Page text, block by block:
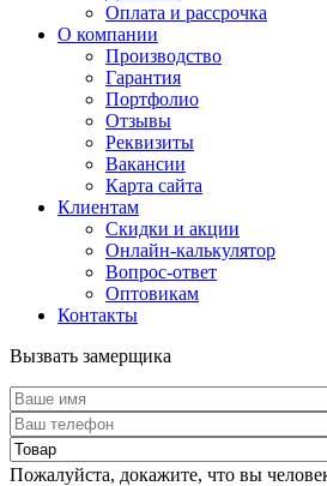
Оплата и рассрочка
О компании
Производство
Гарантия
Портфолио
Отзывы
Реквизиты
Вакансии
Карта сайта
Клиентам
Скидки и акции
Онлайн-калькулятор
Вопрос-ответ
Оптовикам
Контакты
Вызвать замерщика
Пожалуйста, докажите, что вы